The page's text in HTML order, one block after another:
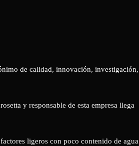
de calidad, innovación, investigación,
y responsable de esta empresa llega
ligeros con poco contenido de agua